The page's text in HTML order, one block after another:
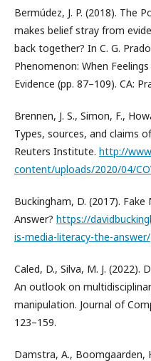
Bermúdez, J. P. (2018). The
makes belief stray from
back together? In C. G.
Phenomenon: When
Evidence (pp. 87–109). CA:
Brennen, J. S., Simon, F.,
Types, sources, and claims
Reuters Institute. http://
content/uploads/2020/04/
Buckingham, D. (2017).
Answer? https://
is-media-literacy-the-answer/
Caled, D., Silva, M. J.
An outlook on
manipulation. Journal of
123–159.
Damstra, A., Boomgaarden,